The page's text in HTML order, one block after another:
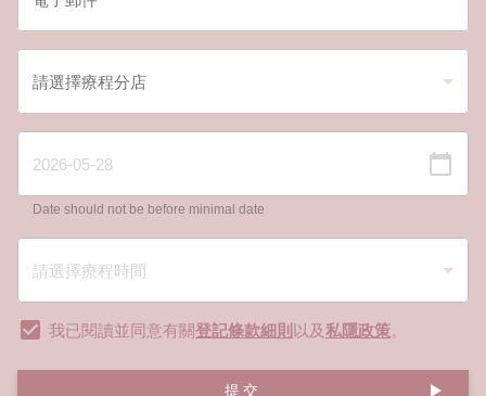
Date should not be before minimal date
我已閱讀並同意有關登記條款細則 以及私隱政策。
提交